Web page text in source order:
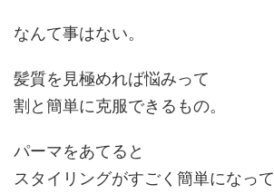
なんて事はない。
髪質を見極めれば悩みって
割と簡単に克服できるもの。
パーマをあてると
スタイリングがすごく簡単になって